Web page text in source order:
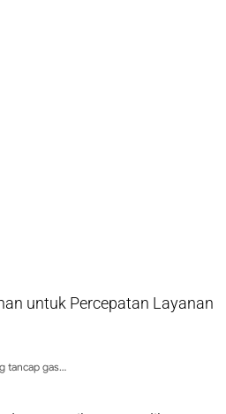
untuk Percepatan Layanan
tancap gas…